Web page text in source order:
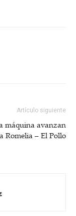
Artículo siguiente
máquina avanzan
Romelia – El Pollo